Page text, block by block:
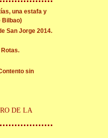
una estafa y
Bilbao)
San Jorge 2014.
sin
DE LA